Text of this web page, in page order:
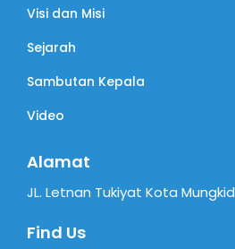
Visi dan Misi
Sejarah
Sambutan Kepala
Video
Alamat
JL. Letnan Tukiyat Kota Mungkid
Find Us